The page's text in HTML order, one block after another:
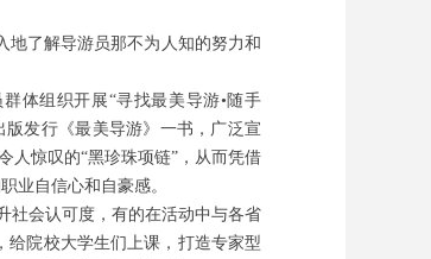
了解导游员那不为人知的努力和
体组织开展“寻找最美导游•随手
发行《最美导游》一书，广泛宣
人惊叹的“黑珍珠项链”，从而凭借
业自信心和自豪感。
社会认可度，有的在活动中与各省
给院校大学生们上课，打造专家型